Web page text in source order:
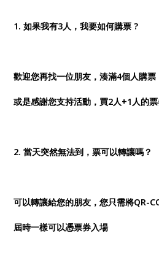
1. 如果我有3人，我要如何購票 ?
歡迎您再找一位朋友，湊滿4個人購票
或是感謝您支持活動，買2人+1人的
2. 當天突然無法到，票可以轉讓嗎？
可以轉讓給您的朋友，您只需將QR-
屆時一樣可以憑票券入場